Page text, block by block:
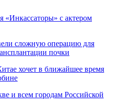
«Инкассаторы» с актером
сложную операцию для
почки
хочет в ближайшее время
и всем городам Российской